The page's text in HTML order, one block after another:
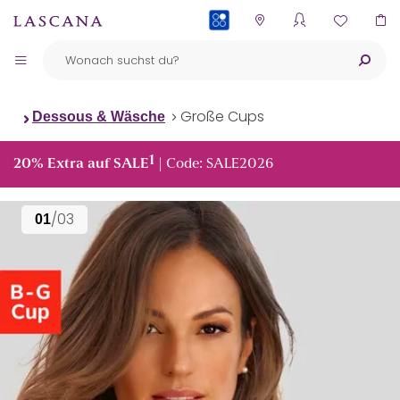
Dessous & Wäsche Große Cups
20% Extra auf SALE1 | Code: SALE2026
01/03